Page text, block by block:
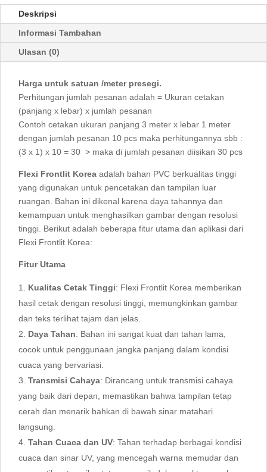
Deskripsi
Informasi Tambahan
Ulasan (0)
Harga untuk satuan /meter presegi.
Perhitungan jumlah pesanan adalah = Ukuran cetakan
(panjang x lebar) x jumlah pesanan
Contoh cetakan ukuran panjang 3 meter x lebar 1 meter
dengan jumlah pesanan 10 pcs maka perhitungannya sbb :
(3 x 1) x 10 = 30 > maka di jumlah pesanan diisikan 30 pcs
Flexi Frontlit Korea adalah bahan PVC berkualitas tinggi
yang digunakan untuk pencetakan dan tampilan luar
ruangan. Bahan ini dikenal karena daya tahannya dan
kemampuan untuk menghasilkan gambar dengan resolusi
tinggi. Berikut adalah beberapa fitur utama dan aplikasi dari
Flexi Frontlit Korea:
Fitur Utama
Kualitas Cetak Tinggi: Flexi Frontlit Korea memberikan
hasil cetak dengan resolusi tinggi, memungkinkan gambar
dan teks terlihat tajam dan jelas.
Daya Tahan: Bahan ini sangat kuat dan tahan lama,
cocok untuk penggunaan jangka panjang dalam kondisi
cuaca yang bervariasi.
Transmisi Cahaya: Dirancang untuk transmisi cahaya
yang baik dari depan, memastikan bahwa tampilan tetap
cerah dan menarik bahkan di bawah sinar matahari
langsung.
Tahan Cuaca dan UV: Tahan terhadap berbagai kondisi
cuaca dan sinar UV, yang mencegah warna memudar dan